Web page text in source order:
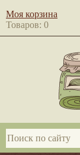
Моя корзина
Товаров: 0